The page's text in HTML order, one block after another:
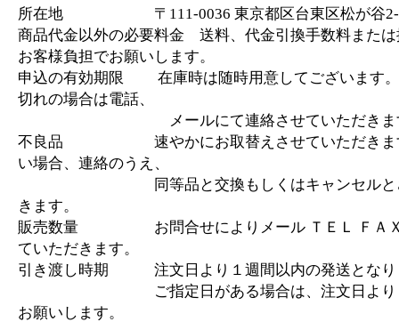
所在地 〒111-0036 東京都区台東区松が谷2-
商品代金以外の必要料金 送料、代金引換手数料また
お客様負担でお願いします。
申込の有効期限 在庫時は随時用意してございます
切れの場合は電話、
メールにて連絡させていただきま
不良品 速やかにお取替えさせていただきま
い場合、連絡のうえ、
同等品と交換もしくはキャンセルとさ
きます。
販売数量 お問合せによりメール ＴＥＬ ＦＡＸ
ていただきます。
引き渡し時期 注文日より１週間以内の発送となり
ご指定日がある場合は、注文日より１
お願いします。